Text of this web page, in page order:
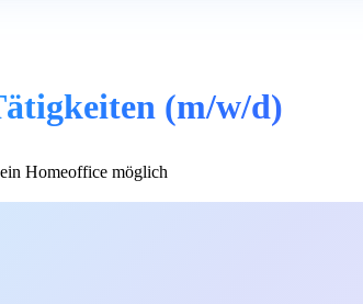
(m/w/d)
Homeoffice möglich